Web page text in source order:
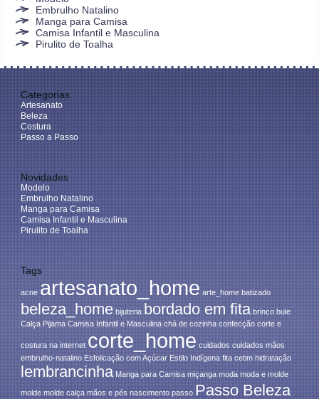
Embrulho Natalino
Manga para Camisa
Camisa Infantil e Masculina
Pirulito de Toalha
Categorias
Artesanato
Beleza
Costura
Passo a Passo
Novidades
Modelo
Embrulho Natalino
Manga para Camisa
Camisa Infantil e Masculina
Pirulito de Toalha
Tags
acne artesanato_home arte_home batizado
beleza_home bijuteria bordado em fita brinco bule
Calça Pijama Camisa Infantil e Masculina chá de cozinha confecção corte e
costura na internet corte_home cuidados cuidados mãos
embrulho-natalino Esfolicação com Açúcar Estilo Indígena fita cetim hidratação
lembrancinha Manga para Camisa miçanga moda moda e molde
molde molde calça mãos e pés nascimento passo Passo Beleza